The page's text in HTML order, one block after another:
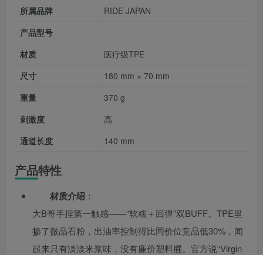
所属品牌
RIDE JAPAN
产品型号
材质
医疗级TPE
尺寸
180 mm × 70 mm
重量
370 g
刺激度
高
通道长度
140 mm
产品特性
材质介绍 ：
大B哥手捏第一触感——“软糯＋回弹”双BUFF。TPE里
掺了微晶石粉，出油率控制得比同价位竞品低30%，闻
起来只有淡淡米浆味，没有廉价塑料腥。官方说“Virgin